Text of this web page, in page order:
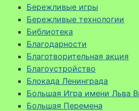
Бережливые игры
Бережливые технологии
Библиотека
Благодарности
Благотворительная акция
Благоустройство
Блокада Ленинграда
Большая Игра имени Льва
Большая Перемена